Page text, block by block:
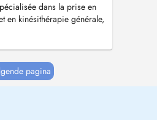
dans la prise en
en kinésithérapie générale,
avec une approche
à vos objectifs et à
capacités, à soulager vos
vos acti...
pagina